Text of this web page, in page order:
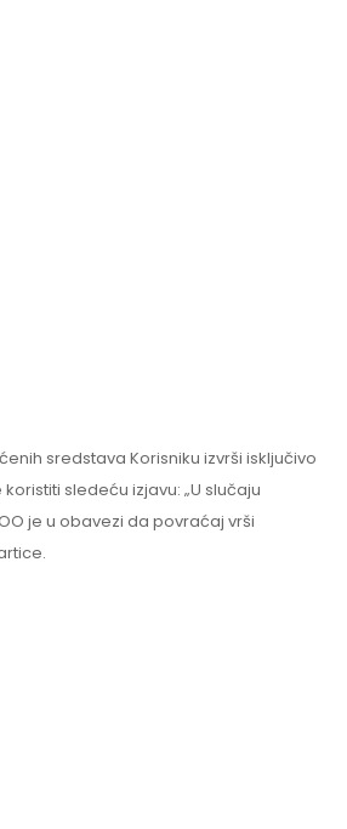
sredstava Korisniku izvrši isključivo
sledeću izjavu: „U slučaju
je u obavezi da povraćaj vrši